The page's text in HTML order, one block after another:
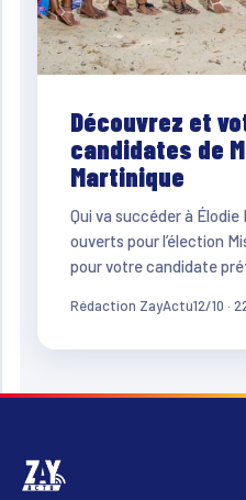
Découvrez et
candidates de
Martinique
Qui va succéder à
ouverts pour l’élection
pour votre candidate
Rédaction ZayActu12/10 ·